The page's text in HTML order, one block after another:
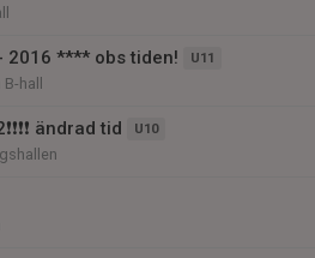
2016 **** obs tiden! U11
hall
ändrad tid U10